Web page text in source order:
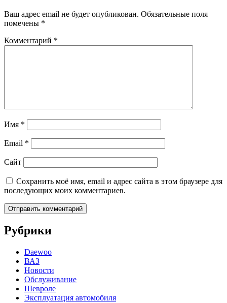
Ваш адрес email не будет опубликован. Обязательные поля
помечены *
Комментарий *
Имя *
Email *
Сайт
Сохранить моё имя, email и адрес сайта в этом браузере для
последующих моих комментариев.
Рубрики
Daewoo
ВАЗ
Новости
Обслуживание
Шевроле
Эксплуатация автомобиля